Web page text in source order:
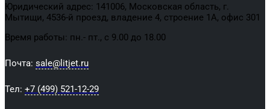
Юридический адрес: 141006, Московская область, г.
Мытищи, 4536-й проезд, владение 4, строение 1А, офис 301
Время работы: пн.- пт., с 9.00 до 18.00
Почта: sale@litjet.ru
Тел: +7 (499) 521-12-29